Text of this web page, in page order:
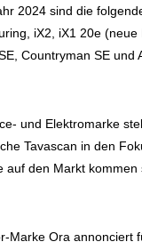
2024 sind die
iX2, iX1 20e (neue
Countryman SE und
und Elektromarke
Tavascan in den
auf den Markt kommen
Marke Ora annonciert